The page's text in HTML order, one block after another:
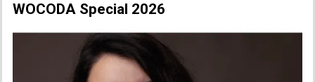
WOCODA Special 2026